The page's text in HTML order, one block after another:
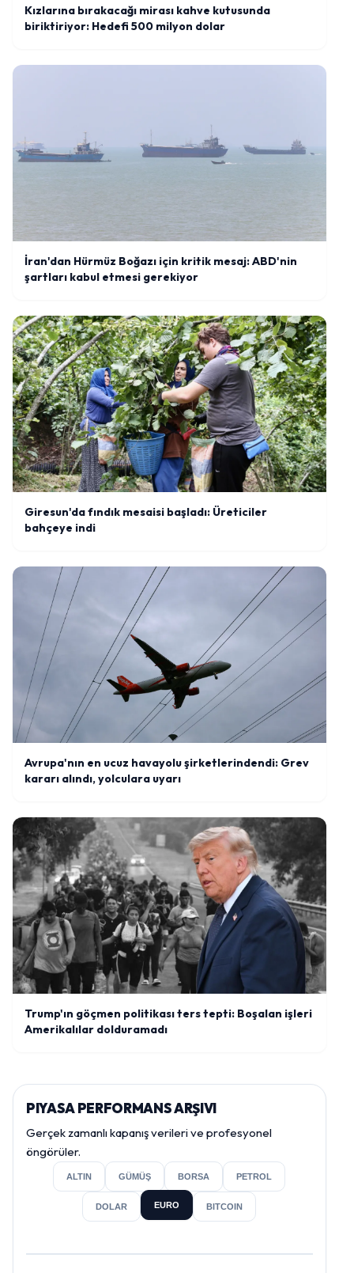
Kızlarına bırakacağı mirası kahve kutusunda
biriktiriyor: Hedefi 500 milyon dolar
İran'dan Hürmüz Boğazı için kritik mesaj: ABD'nin
şartları kabul etmesi gerekiyor
Giresun'da fındık mesaisi başladı: Üreticiler
bahçeye indi
Avrupa'nın en ucuz havayolu şirketlerindendi: Grev
kararı alındı, yolculara uyarı
Trump'ın göçmen politikası ters tepti: Boşalan işleri
Amerikalılar dolduramadı
PIYASA PERFORMANS ARŞIVI
Gerçek zamanlı kapanış verileri ve profesyonel
öngörüler.
ALTIN GÜMÜŞ BORSA PETROL
DOLAR EURO BITCOIN